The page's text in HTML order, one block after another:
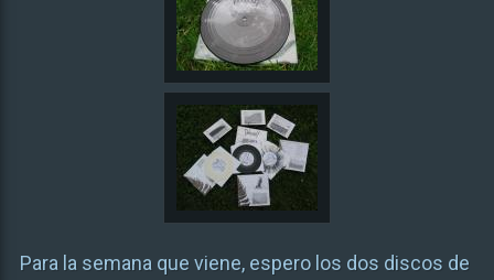
Para la semana que viene, espero los dos discos de